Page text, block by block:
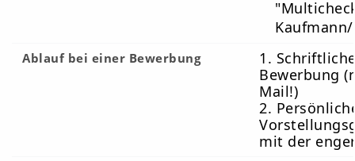
Ablauf bei einer Bewerbung
1.
Bewerbung
Mail!)
2.
mit der